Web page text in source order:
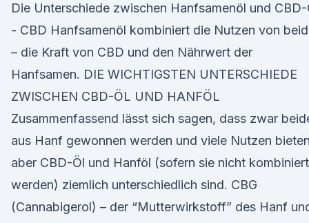
Die Unterschiede zwischen Hanfsamenöl und CBD-
- CBD Hanfsamenöl kombiniert die Nutzen von
– die Kraft von CBD und den Nährwert der
Hanfsamen. DIE WICHTIGSTEN UNTERSCHIEDE
ZWISCHEN CBD-ÖL UND HANFÖL
Zusammenfassend lässt sich sagen, dass zwar
aus Hanf gewonnen werden und viele Nutzen
aber CBD-Öl und Hanföl (sofern sie nicht kombiniert
werden) ziemlich unterschiedlich sind. CBG
(Cannabigerol) – der “Mutterwirkstoff” des Hanf